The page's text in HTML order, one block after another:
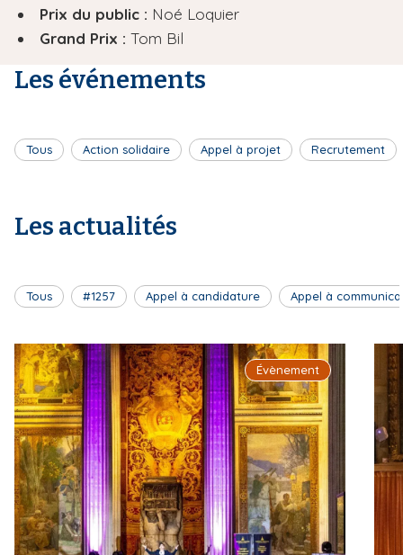
Prix du public : Noé Loquier
Grand Prix : Tom Bil
Les événements
Tous Action solidaire Appel à projet Recrutement
Les actualités
Tous #1257 Appel à candidature Appel à
Évènement